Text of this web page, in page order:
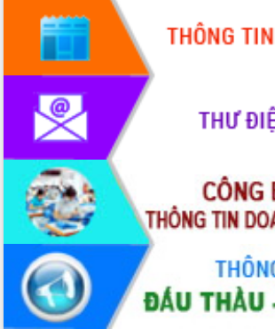
Thứ trưởng Bộ Y tế làm việc với tỉnh
Đắk Lắk về phát triển nhân lực y tế
cho trạm y tế cấp xã
Du lịch Đắk Lắk nâng tầm trải nghiệm
du khách thông qua Hệ thống cơ sở dữ
liệu và Bản đồ số
Tập huấn ứng dụng trí tuệ nhân tạo (AI)
trong thương mại điện tử năm 2026
Đoàn đại biểu Quốc hội tỉnh Đắk Lắk
trao đổi thông tin trước Kỳ họp thứ
nhất, Quốc hội khóa XVI
Quyết liệt cải cách hành chính, khơi
thông nguồn lực phát triển
Nâng cao hiệu lực, hiệu quả HĐND
tỉnh thông qua hiện đại hóa hành chính
Xã Ea Phê gắn cải cách hành chính với
chuyển đổi số